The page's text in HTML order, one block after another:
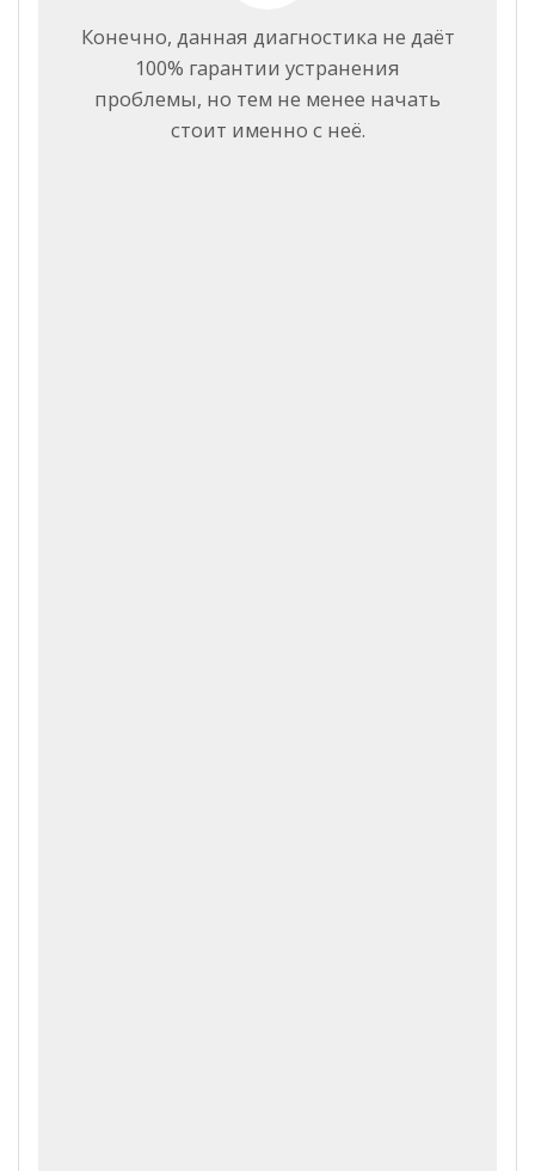
Конечно, данная диагностика не даёт
100% гарантии устранения
проблемы, но тем не менее начать
стоит именно с неё.